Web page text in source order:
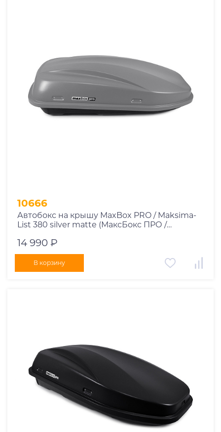
10666
Автобокс на крышу MaxBox PRO / Maksima-
List 380 silver matte (МаксБокс ПРО /
14 990 ₽
В корзину